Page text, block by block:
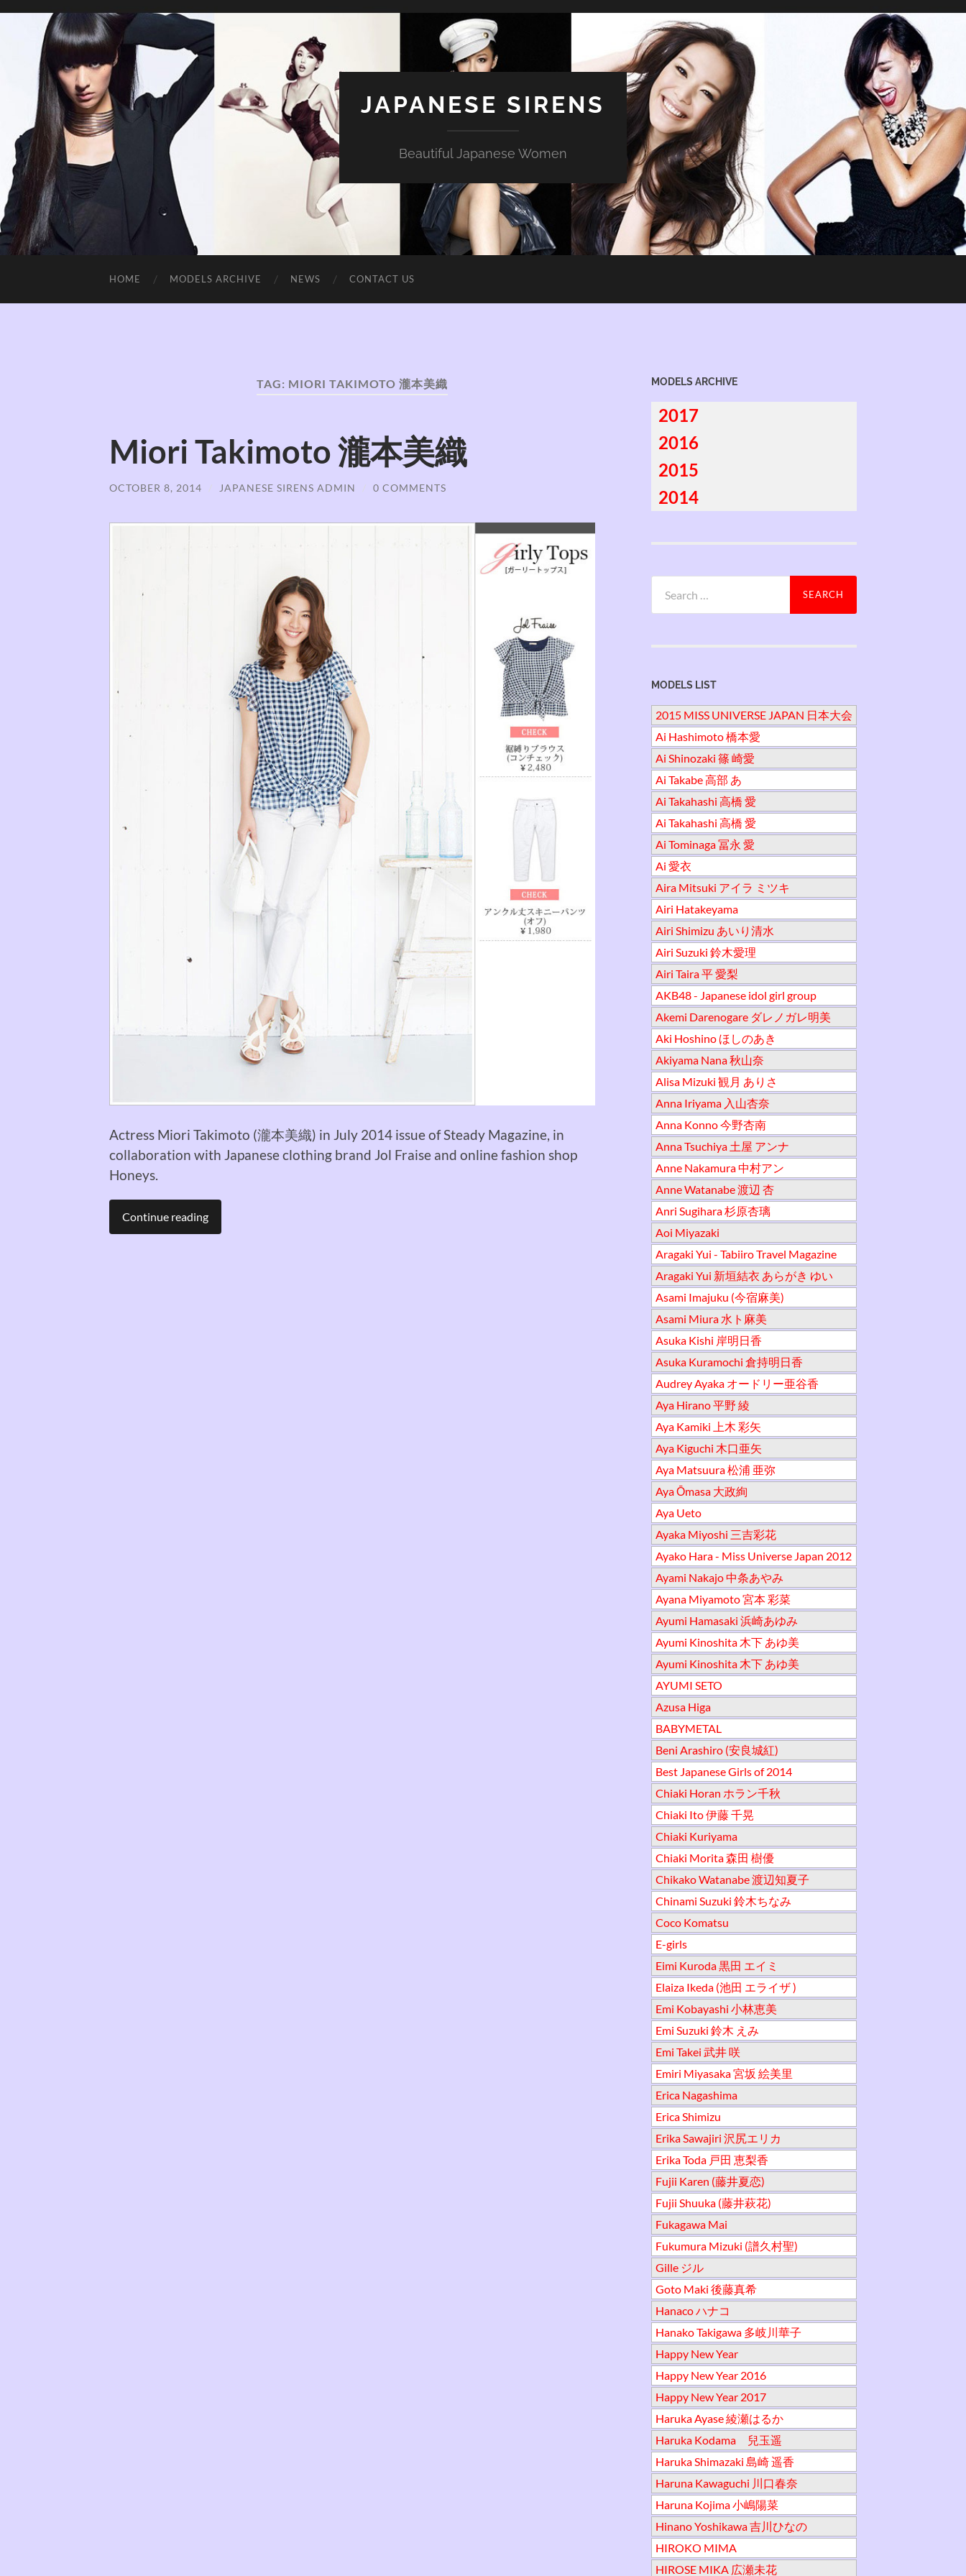
JAPANESE SIRENS
Beautiful Japanese Women
HOME MODELS ARCHIVE NEWS CONTACT US
TAG: MIORI TAKIMOTO 瀧本美織
Miori Takimoto 瀧本美織
OCTOBER 8, 2014 / JAPANESE SIRENS ADMIN / 0 COMMENTS
Actress Miori Takimoto (瀧本美織) in July 2014 issue of Steady Magazine, in
collaboration with Japanese clothing brand Jol Fraise and online fashion shop
Honeys.
Continue reading
MODELS ARCHIVE
2017
2016
2015
2014
for:
MODELS LIST
2015 MISS UNIVERSE JAPAN 日本大会
Ai Hashimoto 橋本愛
Ai Shinozaki 篠 崎愛
Ai Takabe 高部 あ
Ai Takahashi 高橋 愛
Ai Takahashi 高橋 愛
Ai Tominaga 冨永 愛
Ai 愛衣
Aira Mitsuki アイラ ミツキ
Airi Hatakeyama
Airi Shimizu あいり清水
Airi Suzuki 鈴木愛理
Airi Taira 平 愛梨
AKB48 - Japanese idol girl group
Akemi Darenogare ダレノガレ明美
Aki Hoshino ほしのあき
Akiyama Nana 秋山奈
Alisa Mizuki 観月 ありさ
Anna Iriyama 入山杏奈
Anna Konno 今野杏南
Anna Tsuchiya 土屋 アンナ
Anne Nakamura 中村アン
Anne Watanabe 渡辺 杏
Anri Sugihara 杉原杏璃
Aoi Miyazaki
Aragaki Yui - Tabiiro Travel Magazine
Aragaki Yui 新垣結衣 あらがき ゆい
Asami Imajuku (今宿麻美)
Asami Miura 水ト麻美
Asuka Kishi 岸明日香
Asuka Kuramochi 倉持明日香
Audrey Ayaka オードリー亜谷香
Aya Hirano 平野 綾
Aya Kamiki 上木 彩矢
Aya Kiguchi 木口亜矢
Aya Matsuura 松浦 亜弥
Aya Ōmasa 大政絢
Aya Ueto
Ayaka Miyoshi 三吉彩花
Ayako Hara - Miss Universe Japan 2012
Ayami Nakajo 中条あやみ
Ayana Miyamoto 宮本 彩菜
Ayumi Hamasaki 浜崎あゆみ
Ayumi Kinoshita 木下 あゆ美
Ayumi Kinoshita 木下 あゆ美
AYUMI SETO
Azusa Higa
BABYMETAL
Beni Arashiro (安良城紅)
Best Japanese Girls of 2014
Chiaki Horan ホラン千秋
Chiaki Ito 伊藤 千晃
Chiaki Kuriyama
Chiaki Morita 森田 樹優
Chikako Watanabe 渡辺知夏子
Chinami Suzuki 鈴木ちなみ
Coco Komatsu
E-girls
Eimi Kuroda 黒田 エイミ
Elaiza Ikeda (池田 エライザ )
Emi Kobayashi 小林恵美
Emi Suzuki 鈴木 えみ
Emi Takei 武井 咲
Emiri Miyasaka 宮坂 絵美里
Erica Nagashima
Erica Shimizu
Erika Sawajiri 沢尻エリカ
Erika Toda 戸田 恵梨香
Fujii Karen (藤井夏恋)
Fujii Shuuka (藤井萩花)
Fukagawa Mai
Fukumura Mizuki (譜久村聖)
Gille ジル
Goto Maki 後藤真希
Hanaco ハナコ
Hanako Takigawa 多岐川華子
Happy New Year
Happy New Year 2016
Happy New Year 2017
Haruka Ayase 綾瀬はるか
Haruka Kodama 兒玉遥
Haruka Shimazaki 島崎 遥香
Haruna Kawaguchi 川口春奈
Haruna Kojima 小嶋陽菜
Hinano Yoshikawa 吉川ひなの
HIROKO MIMA
HIROSE MIKA 広瀬未花